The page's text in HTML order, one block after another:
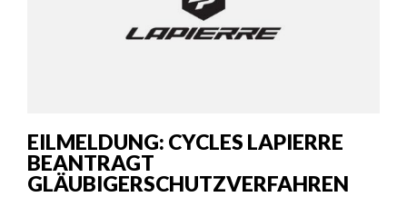
EILMELDUNG: CYCLES LAPIERRE
BEANTRAGT
GLÄUBIGERSCHUTZVERFAHREN